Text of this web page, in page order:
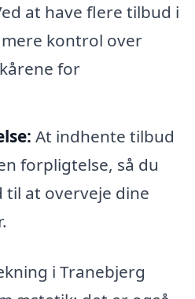
at have flere tilbud i
kontrol over
for
At indhente tilbud
forpligtelse, så du
til at overveje dine
i Tranebjerg